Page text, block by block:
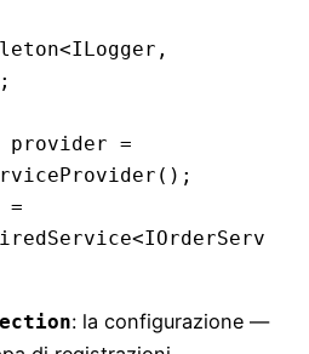
provider =
=
: la configurazione —